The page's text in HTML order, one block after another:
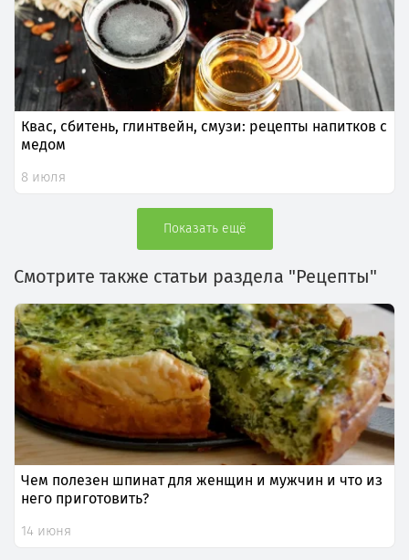
Квас, сбитень, глинтвейн, смузи: рецепты напитков с
медом
8 июля
Показать ещё
Смотрите также статьи раздела "Рецепты"
Чем полезен шпинат для женщин и мужчин и что из
него приготовить?
14 июня